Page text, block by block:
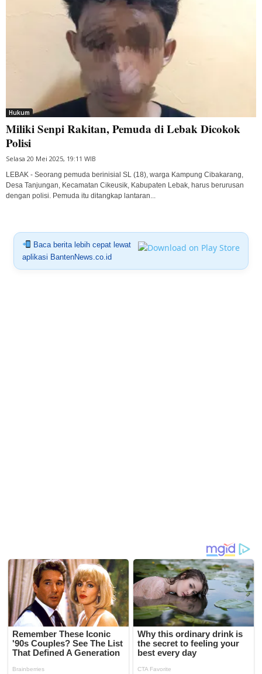
Hukum
Miliki Senpi Rakitan, Pemuda di Lebak Dicokok
Polisi
Selasa 20 Mei 2025, 19:11 WIB
LEBAK - Seorang pemuda berinisial SL (18), warga Kampung Cibakarang,
Desa Tanjungan, Kecamatan Cikeusik, Kabupaten Lebak, harus berurusan
dengan polisi. Pemuda itu ditangkap lantaran...
Baca berita lebih cepat lewat
aplikasi BantenNews.co.id